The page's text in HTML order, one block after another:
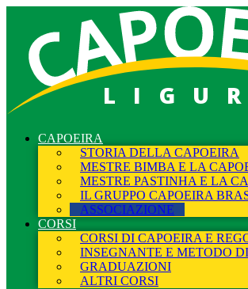
CAPOEIRA
STORIA DELLA CAPOEIRA
MESTRE BIMBA E LA
MESTRE PASTINHA E LA
IL GRUPPO CAPOEIRA
ASSOCIAZIONE
CORSI
CORSI DI CAPOEIRA E
INSEGNANTE E METODO
GRADUAZIONI
ALTRI CORSI